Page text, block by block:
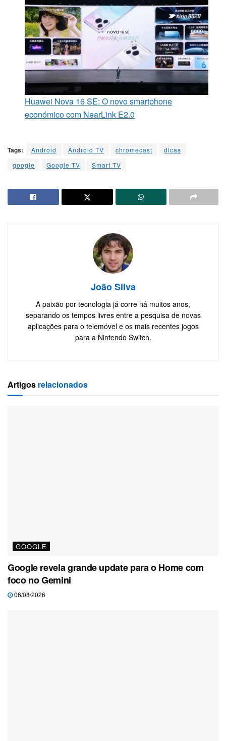
Huawei Nova 16 SE: O novo smartphone
económico com NearLink E2.0
Tags: Android Android TV chromecast
dicas
google
Google TV Smart TV
João Silva
A paixão por tecnologia já corre há muitos anos,
separando os tempos livres entre a pesquisa de novas
aplicações para o telemóvel e os mais recentes jogos
para a Nintendo Switch.
Artigos relacionados
GOOGLE
Google revela grande update para o Home com
foco no Gemini
06/08/2026